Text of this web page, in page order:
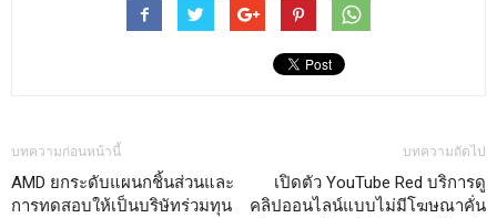
บทความก่อนหน้านี้
AMD ยกระดับแผนกชิ้นส่วนและ
การทดสอบให้เป็นบริษัทร่วมทุน
บทความถัดไป
เปิดตัว YouTube Red บริการดู
คลิปออนไลน์แบบไม่มีโฆษณาคั่น